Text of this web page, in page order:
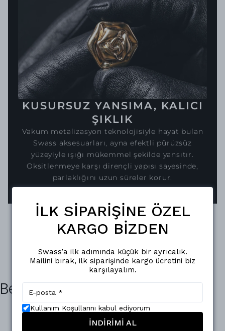
KUSURSUZ YANSIMA, KALICI
ŞIKLIK
Vakum metalizasyon teknolojisiyle hayat bulan
Swass aksesuarları, ayna efektli pürüzsüz
yüzeyiyle ışığı mükemmel şekilde yansıtır.
Oksitlenmeye karşı dirençli yapısı sayesinde,
parlaklığını uzun süreler korur.
Benzer Ürünler
İLK SİPARİŞİNE ÖZEL
KARGO BİZDEN
Swass’a ilk adımında küçük bir ayrıcalık.
Mailini bırak, ilk siparişinde kargo ücretini biz
karşılayalım.
Kullanım Koşullarını kabul ediyorum
İNDİRİMİ AL